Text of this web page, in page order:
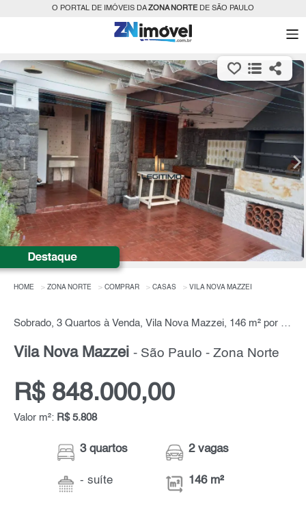
O PORTAL DE IMÓVEIS DAZONA NORTEDE SÃO PAULO
HOME ZONA NORTE COMPRAR CASAS VILA NOVA MAZZEI
Sobrado, 3 Quartos à Venda, Vila Nova Mazzei, 146 m² por R$ 848.000,00
Vila Nova Mazzei - São Paulo - Zona Norte
R$ 848.000,00
Valor m²: R$ 5.808
3 quartos
- suíte
2 vagas
146 m²